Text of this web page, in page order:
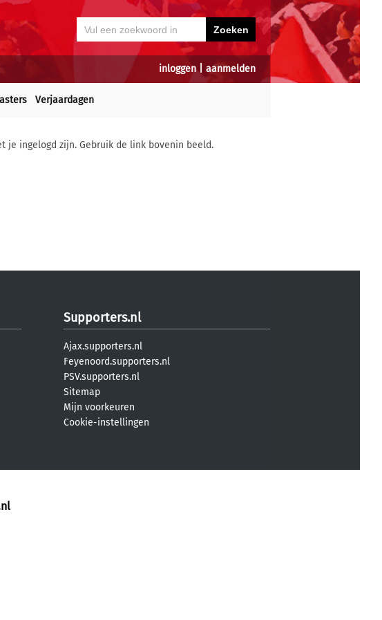
inloggen| aanmelden
Verjaardagen
ingelogd zijn. Gebruik de link bovenin beeld.
Supporters.nl
Ajax.supporters.nl
Feyenoord.supporters.nl
PSV.supporters.nl
Sitemap
Mijn voorkeuren
Cookie-instellingen